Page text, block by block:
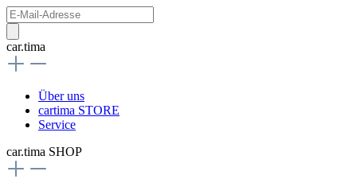
car.tima
Über uns
cartima STORE
Service
car.tima SHOP